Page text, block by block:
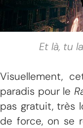
Et là, tu
Visuellement,
paradis pour le
pas gratuit, très
de force, on se